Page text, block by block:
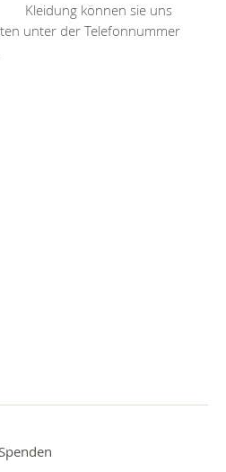
Kleidung können sie uns
unter der Telefonnummer
Spenden